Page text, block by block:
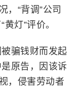
，“背调”公司
灯”评价。
骗钱财而发起
原告，因该诉
，侵害劳动者